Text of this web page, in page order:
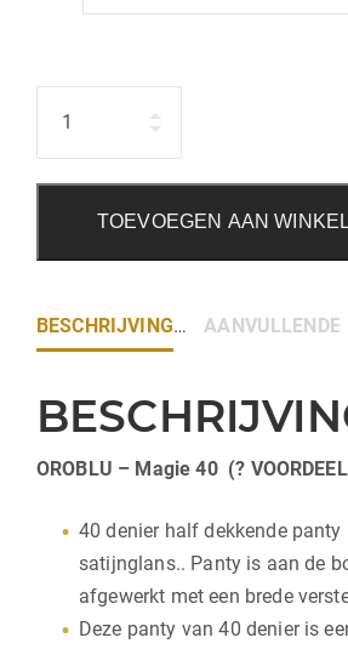
TOEVOEGEN AAN
BESCHRIJVING AANVULLENDE
OROBLU – Magie 40 (?
40 denier half dekkende panty
satijnglans.. Panty is aan de
afgewerkt met een brede
Deze panty van 40 denier is